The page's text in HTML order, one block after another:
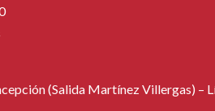
(Salida Martínez Villergas) –